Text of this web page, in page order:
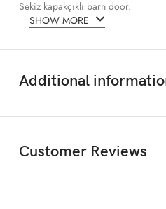
Sekiz kapakçıklı barn door.
SHOW MORE
Additional
Customer Reviews